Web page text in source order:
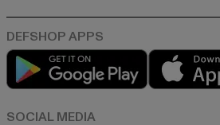
Play market